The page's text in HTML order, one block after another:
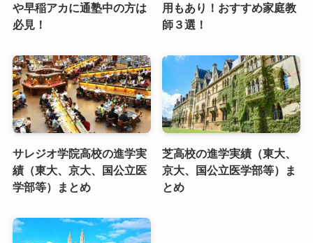
や早稲アカに通塾中の方は
必見！
用もあり！おすすめ家庭教
師３選！
サレジオ学院高校の進学実
績（東大、京大、国公立医
学部等）まとめ
芝高校の進学実績（東大、
京大、国公立医学部等）ま
とめ